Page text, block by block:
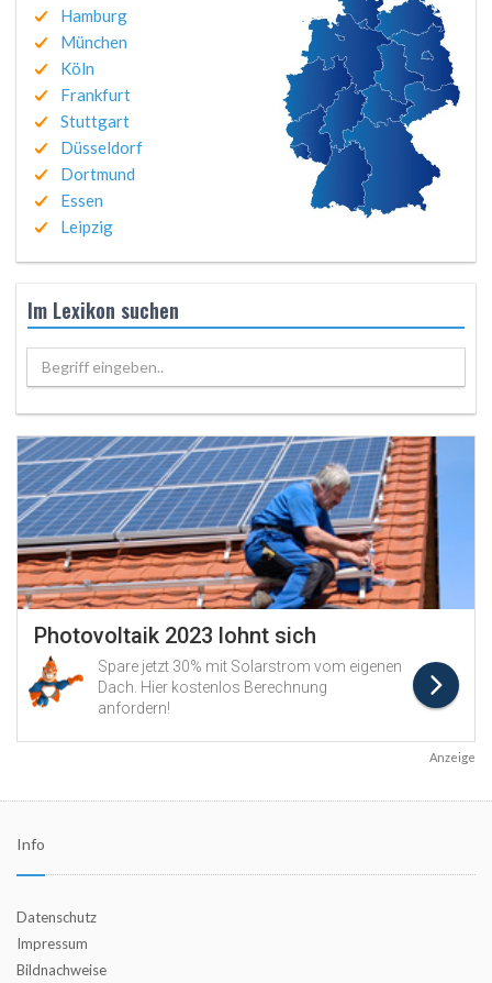
Hamburg
München
Köln
Frankfurt
Stuttgart
Düsseldorf
Dortmund
Essen
Leipzig
Im Lexikon suchen
Begriff eingeben..
Anzeige
Info
Datenschutz
Impressum
Bildnachweise